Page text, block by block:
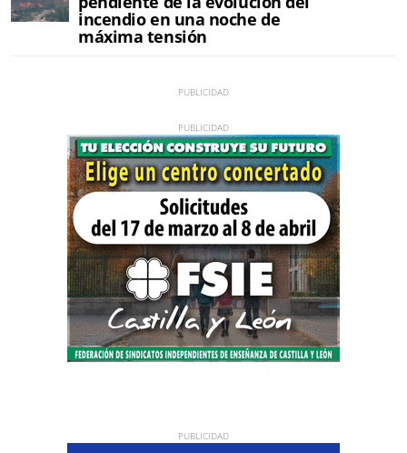
incendio en una noche de
máxima tensión